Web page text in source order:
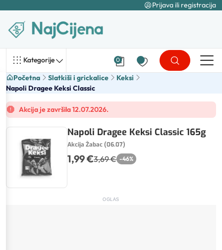
Prijava ili registracija
Kategorije 0
Početna Slatkiši i grickalice
Keksi
Napoli Dragee Keksi Classic
Akcija je završila 12.07.2026.
Napoli Dragee Keksi Classic 165g
Akcija Žabac (06.07)
1,99 €3,69 € -46%
OGLAS